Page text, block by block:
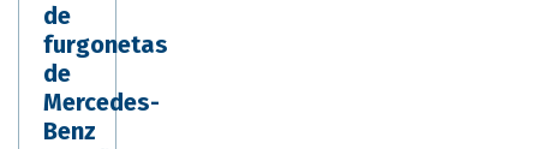
de
furgonetas
de
Mercedes-
Benz